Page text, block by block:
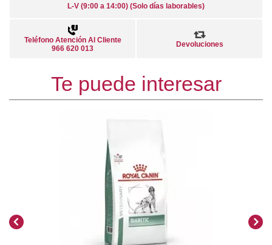
L-V (9:00 a 14:00) (Solo días laborables)
Teléfono Atención Al Cliente
966 620 013
Devoluciones
Te puede interesar